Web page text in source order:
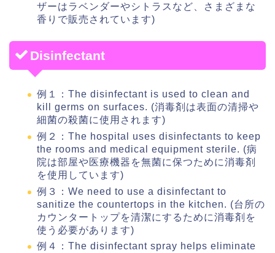
ザーはラベンダーやシトラスなど、さまざまな
香りで販売されています)
Disinfectant
例１：The disinfectant is used to clean and
kill germs on surfaces. (消毒剤は表面の清掃や
細菌の殺菌に使用されます)
例２：The hospital uses disinfectants to keep
the rooms and medical equipment sterile. (病
院は部屋や医療機器を無菌に保つために消毒剤
を使用しています)
例３：We need to use a disinfectant to
sanitize the countertops in the kitchen. (台所の
カウンタートップを清潔にするために消毒剤を
使う必要があります)
例４：The disinfectant spray helps eliminate